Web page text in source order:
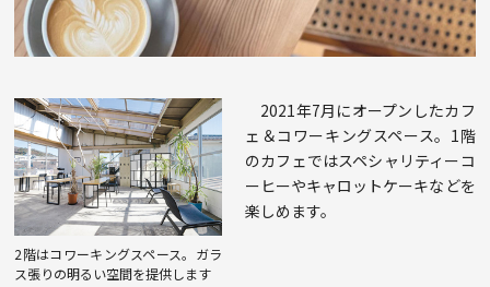
2階はコワーキングスペース。ガラ
ス張りの明るい空間を提供します
2021年7月にオープンしたカフ
ェ＆コワーキングスペース。1階
のカフェではスペシャリティーコ
ーヒーやキャロットケーキなどを
楽しめます。